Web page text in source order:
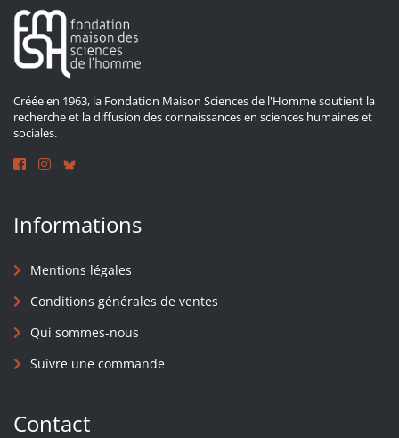
Créée en 1963, la Fondation Maison Sciences de l'Homme soutient la
recherche et la diffusion des connaissances en sciences humaines et
sociales.
Informations
Mentions légales
Conditions générales de ventes
Qui sommes-nous
Suivre une commande
Contact